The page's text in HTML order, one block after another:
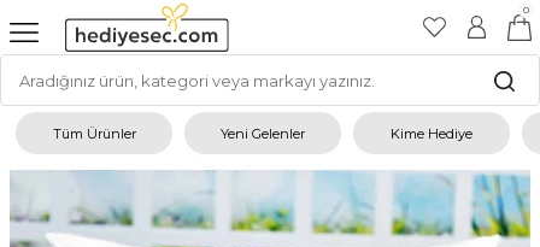
0
Tüm Ürünler Yeni Gelenler Kime Hediye